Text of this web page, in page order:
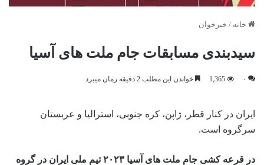
خانه / خبرخوان
سیدبندی مسابقات جام ملت های آسیا
۰ 1,365 خواندن این مطلب 2 دقیقه زمان میبرد
ایران در کنار قطر، ژاپن، کره جنوبی، استرالیا و عربستان
سرگروه است.
در قرعه کشی جام ملت های آسیا ۲۰۲۳ تیم ملی ایران در گروه